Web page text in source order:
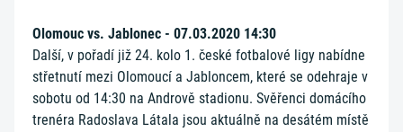
Olomouc vs. Jablonec - 07.03.2020 14:30
Další, v pořadí již 24. kolo 1. české fotbalové ligy nabídne
střetnutí mezi Olomoucí a Jabloncem, které se odehraje v
sobotu od 14:30 na Andrově stadionu. Svěřenci domácího
trenéra Radoslava Látala jsou aktuálně na desátém místě